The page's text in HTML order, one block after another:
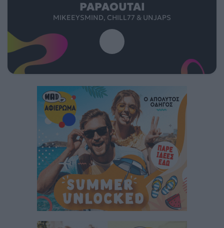
PAPAOUTAI
MIKEEYSMIND, CHILL77 & UNJAPS